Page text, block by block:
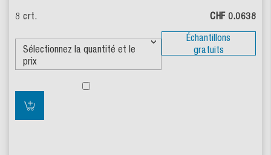
CHF 0.0638
Échantillons
gratuits